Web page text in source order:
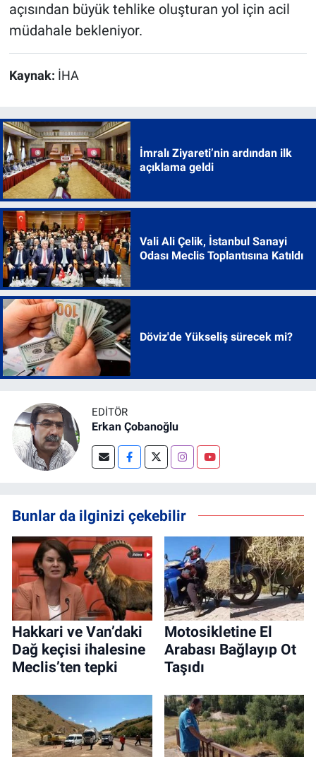
açısından büyük tehlike oluşturan yol için acil
müdahale bekleniyor.
Kaynak: İHA
İmralı Ziyareti’nin ardından ilk
açıklama geldi
Vali Ali Çelik, İstanbul Sanayi
Odası Meclis Toplantısına Katıldı
Döviz'de Yükseliş sürecek mi?
EDITÖR
Erkan Çobanoğlu
Bunlar da ilginizi çekebilir
Hakkari ve Van’daki
Dağ keçisi ihalesine
Meclis’ten tepki
Motosikletine El
Arabası Bağlayıp Ot
Taşıdı